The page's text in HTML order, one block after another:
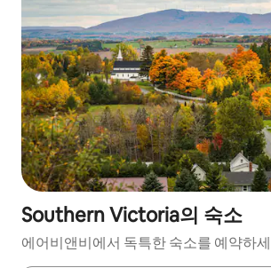
Southern Victoria의 숙소
에어비앤비에서 독특한 숙소를 예약하